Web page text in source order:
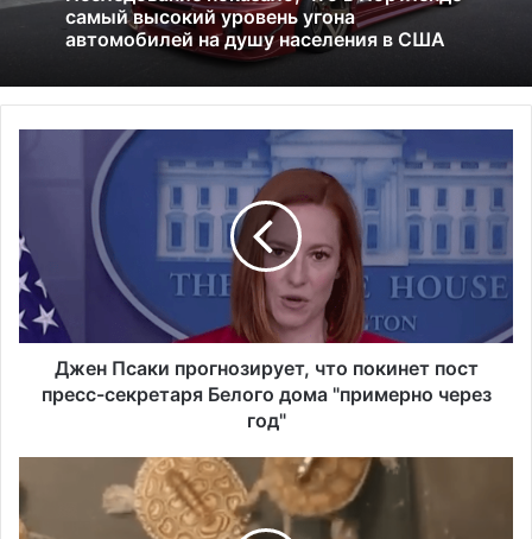
01.07.2026
Исследование показало, что в Портленде
самый высокий уровень угона
автомобилей на душу населения в США
Америка имеет огромный избыток сыра
П
с
а
к
и
о
з
Джен Псаки прогнозирует, что покинет пост
пресс-секретаря Белого дома "примерно через
год"
о
л